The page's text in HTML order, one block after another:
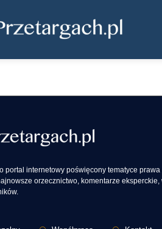
portal internetowy poświęcony tematyce
orzecznictwo, komentarze